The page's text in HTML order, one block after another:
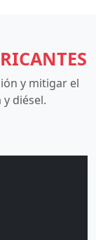
y mitigar el
diésel.